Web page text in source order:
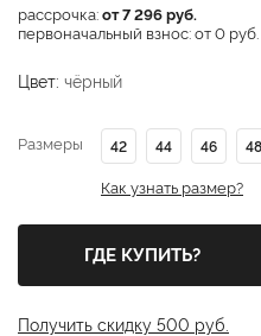
рассрочка:от 7 296 руб.
первоначальный взнос: от 0 руб.
Цвет: чёрный
Размеры 42 44 46 48
Как узнать размер?
ГДЕ КУПИТЬ?
Получить скидку 500 руб.